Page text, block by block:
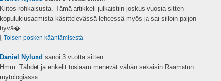
Kiitos rohkaisusta. Tämä artikkeli julkaistiin joskus vuosia sitten
kopulukiusaamista käsittelevässä lehdessä myös ja sai silloin paljon
hyvä�...
⌊ Toisen posken kääntämisestä
Daniel Nylund sanoi 3 vuotta sitten:
Hmm. Tähdet ja enkelit tosiaam menevät vähän sekaisin Raamatun
mytologiassa....